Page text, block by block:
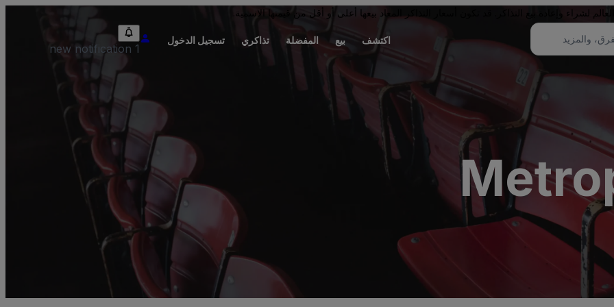
لشراء وإعادة بيع التذاكر. قد تكون أسعار التذاكر المعاد بيعها أعلى أو أقل من قيمتها الاسمية.
اكتشف بيع المفضلة تذاكري تسجيل الدخول
1 new notification